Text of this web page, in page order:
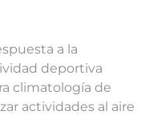
a la
deportiva
climatología de
actividades al aire